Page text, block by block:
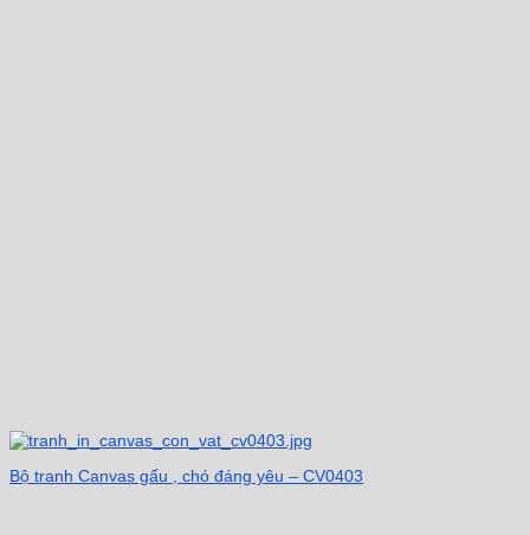
Bộ tranh Canvas gấu , chó đáng yêu – CV0403